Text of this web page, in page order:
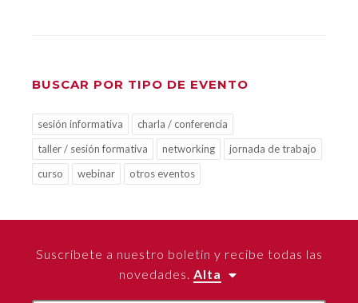
BUSCAR POR TIPO DE EVENTO
sesión informativa
charla / conferencia
taller / sesión formativa
networking
jornada de trabajo
curso
webinar otros eventos
Suscríbete a nuestro boletín y recibe todas las
novedades. Alta